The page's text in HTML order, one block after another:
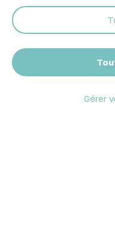
Gérer
© 2026 Atelier